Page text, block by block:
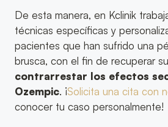
De esta manera, en Kclinik
técnicas específicas y
pacientes que han sufrido una
brusca, con el fin de recuperar
contrarrestar los efectos
Ozempic. ¡Solicita una cita con
conocer tu caso personalmente!